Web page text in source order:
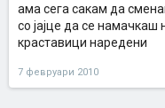
ама сега сакам да
со јајце да се намачкаш
краставици наредени
7 февруари 2010